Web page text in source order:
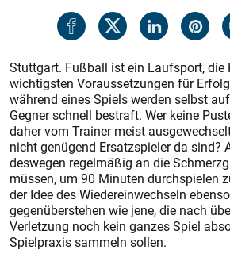
Stuttgart. Fußball ist ein Laufsport, die
wichtigsten Voraussetzungen für
während eines Spiels werden selbst
Gegner schnell bestraft. Wer keine
daher vom Trainer meist
nicht genügend Ersatzspieler da sind?
deswegen regelmäßig an die
müssen, um 90 Minuten durchspielen
der Idee des Wiedereinwechseln
gegenüberstehen wie jene, die nach
Verletzung noch kein ganzes Spiel
Spielpraxis sammeln sollen.